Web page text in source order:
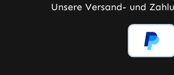
Unsere Versand- und